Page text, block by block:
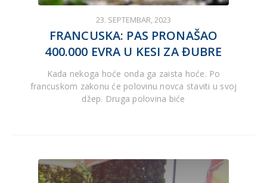
23. SEPTEMBAR, 2023
FRANCUSKA: PAS PRONAŠAO
400.000 EVRA U KESI ZA ĐUBRE
Kada nekoga hoće onda ga zaista hoće. Po
francuskom zakonu će polovinu novca staviti u svoj
džep. Druga polovina biće